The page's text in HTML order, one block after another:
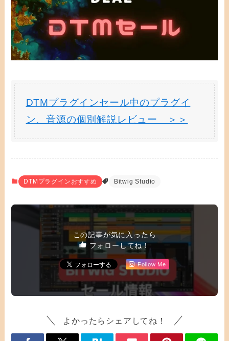
DTMプラグインセール中のプラグイ
ン、音源の個別解説レビュー ＞＞
DTMプラグインおすすめ Bitwig Studio
この記事が気に入ったら
フォローしてね！
Follow Me
よかったらシェアしてね！